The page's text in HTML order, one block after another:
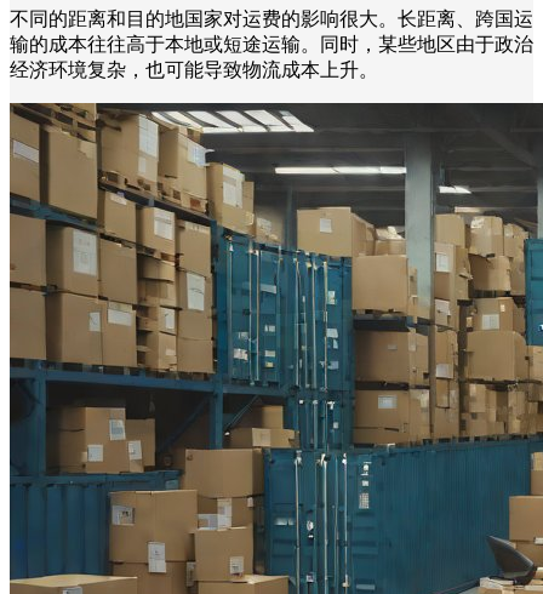
不同的距离和目的地国家对运费的影响很大。长距离、跨国运
输的成本往往高于本地或短途运输。同时，某些地区由于政治
经济环境复杂，也可能导致物流成本上升。